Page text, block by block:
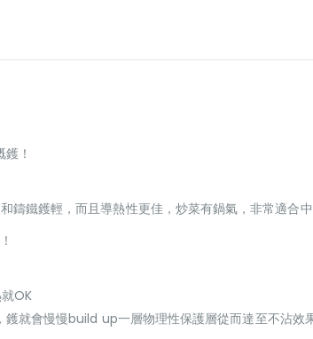
！
鐵鑊輕，而且導熱性更佳，炒菜有鍋氣，非常適合
OK
就會慢慢build up一層物理性保護層從而達至不沾效